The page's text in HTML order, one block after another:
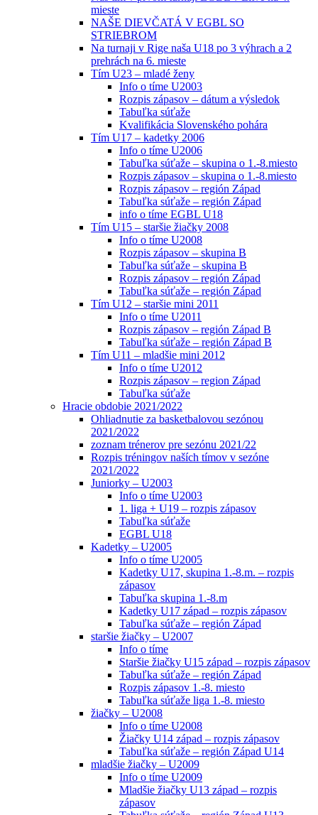
mieste
NAŠE DIEVČATÁ V EGBL SO
STRIEBROM
Na turnaji v Rige naša U18 po 3 výhrach a 2
prehrách na 6. mieste
Tím U23 – mladé ženy
Info o tíme U2003
Rozpis zápasov – dátum a výsledok
Tabuľka súťaže
Kvalifikácia Slovenského pohára
Tím U17 – kadetky 2006
Info o tíme U2006
Tabuľka súťaže – skupina o 1.-8.miesto
Rozpis zápasov – skupina o 1.-8.miesto
Rozpis zápasov – región Západ
Tabuľka súťaže – región Západ
info o tíme EGBL U18
Tím U15 – staršie žiačky 2008
Info o tíme U2008
Rozpis zápasov – skupina B
Tabuľka súťaže – skupina B
Rozpis zápasov – región Západ
Tabuľka súťaže – región Západ
Tím U12 – staršie mini 2011
Info o tíme U2011
Rozpis zápasov – región Západ B
Tabuľka súťaže – región Západ B
Tím U11 – mladšie mini 2012
Info o tíme U2012
Rozpis zápasov – region Západ
Tabuľka súťaže
Hracie obdobie 2021/2022
Ohliadnutie za basketbalovou sezónou
2021/2022
zoznam trénerov pre sezónu 2021/22
Rozpis tréningov naších tímov v sezóne
2021/2022
Juniorky – U2003
Info o tíme U2003
1. liga + U19 – rozpis zápasov
Tabuľka súťaže
EGBL U18
Kadetky – U2005
Info o tíme U2005
Kadetky U17, skupina 1.-8.m. – rozpis
zápasov
Tabuľka skupina 1.-8.m
Kadetky U17 západ – rozpis zápasov
Tabuľka súťaže – región Západ
staršie žiačky – U2007
Info o tíme
Staršie žiačky U15 západ – rozpis zápasov
Tabuľka súťaže – región Západ
Rozpis zápasov 1.-8. miesto
Tabuľka súťaže liga 1.-8. miesto
žiačky – U2008
Info o tíme U2008
Žiačky U14 západ – rozpis zápasov
Tabuľka súťaže – región Západ U14
mladšie žiačky – U2009
Info o tíme U2009
Mladšie žiačky U13 západ – rozpis
zápasov